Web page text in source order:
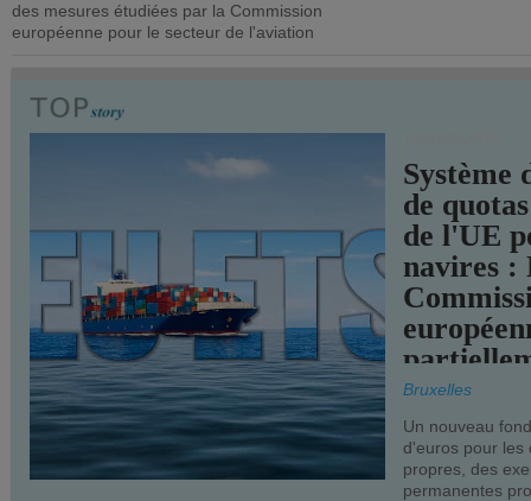
des mesures étudiées par la Commission
européenne pour le secteur de l'aviation
Système
de
de l'UE
navires :
Bruxelles
Un nouveau
d'euros pour les
propres, des
permanentes